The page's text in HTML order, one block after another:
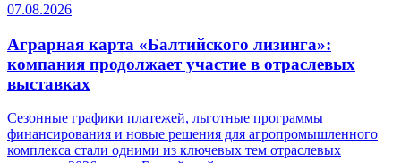
07.08.2026
Аграрная карта «Балтийского лизинга»:
компания продолжает участие в отраслевых
выставках
Сезонные графики платежей, льготные программы
финансирования и новые решения для агропромышленного
комплекса стали одними из ключевых тем отраслевых